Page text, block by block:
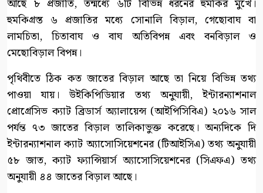
আছে ৮ প্রজাতি, তন্মধ্যে ৬টি বিভিন্ন ধরনের হুমকির মুখে।
হুমকিগ্রস্ত ৬ প্রজাতির মধ্যে সোনালি বিড়াল, গেছোবাঘ বা
লামচিতা, চিতাবাঘ ও বাঘ অতিবিপন্ন এবং বনবিড়াল ও
মেছোবিড়াল বিপন্ন।
পৃথিবীতে ঠিক কত জাতের বিড়াল আছে তা নিয়ে বিভিন্ন তথ্য
পাওয়া যায়। উইকিপিডিয়ার তথ্য অনুযায়ী, ইন্টারন্যাশনাল
প্রোগ্রেসিভ ক্যাট ব্রিডার্স অ্যালায়েন্স (আইপিসিবিএ) ২০১৬ সাল
পর্যন্ত ৭৩ জাতের বিড়াল তালিকাভুক্ত করেছে। অন্যদিকে দি
ইন্টারন্যাশনাল ক্যাট অ্যাসোসিয়েশনের (টিআইসিএ) তথ্য অনুযায়ী
৫৮ জাত, ক্যাট ফ্যান্সিয়ার্স অ্যাসোসিয়েশনের (সিএফএ) তথ্য
অনুযায়ী ৪৪ জাতের বিড়াল আছে।